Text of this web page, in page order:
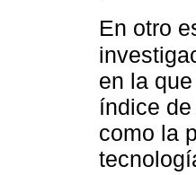
En otro
en la
índice
como la